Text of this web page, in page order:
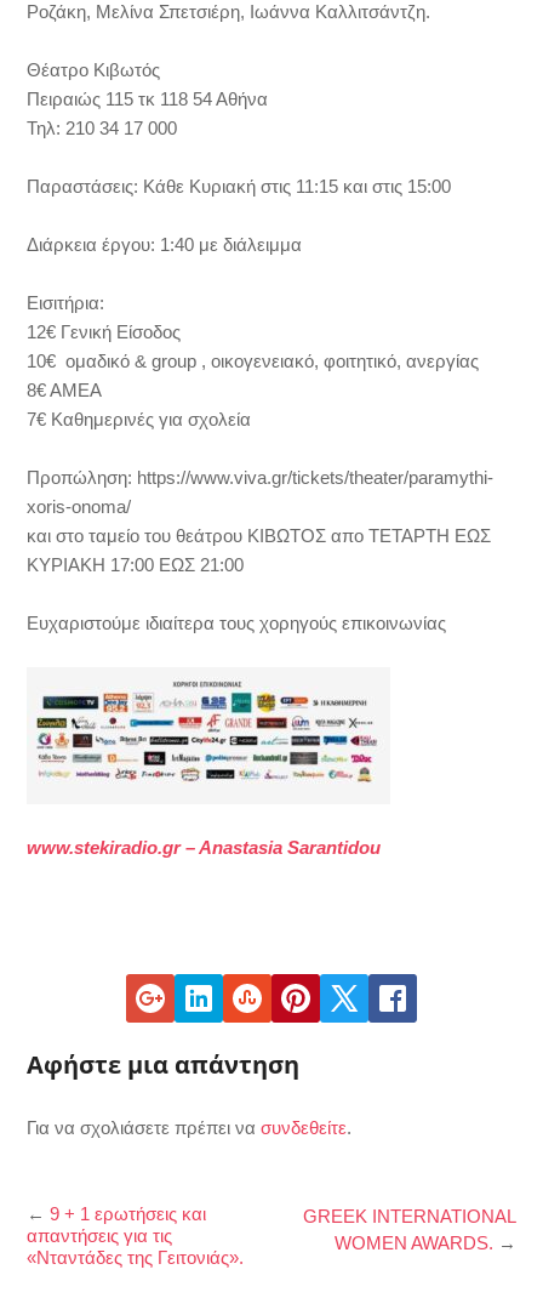
Ροζάκη, Μελίνα Σπετσιέρη, Ιωάννα Καλλιτσάντζη.
Θέατρο Κιβωτός
Πειραιώς 115 τκ 118 54 Αθήνα
Τηλ: 210 34 17 000
Παραστάσεις: Κάθε Κυριακή στις 11:15 και στις 15:00
Διάρκεια έργου: 1:40 με διάλειμμα
Εισιτήρια:
12€ Γενική Είσοδος
10€ ομαδικό & group , οικογενειακό, φοιτητικό, ανεργίας
8€ ΑΜΕΑ
7€ Καθημερινές για σχολεία
Προπώληση: https://www.viva.gr/tickets/theater/paramythi-
xoris-onoma/
και στο ταμείο του θεάτρου ΚΙΒΩΤΟΣ απο ΤΕΤΑΡΤΗ ΕΩΣ
ΚΥΡΙΑΚΗ 17:00 ΕΩΣ 21:00
Ευχαριστούμε ιδιαίτερα τους χορηγούς επικοινωνίας
www.stekiradio.gr – Anastasia Sarantidou
Αφήστε μια απάντηση
Για να σχολιάσετε πρέπει νασυνδεθείτε.
←9 + 1 ερωτήσεις και
απαντήσεις για τις
«Νταντάδες της Γειτονιάς».
GREEK INTERNATIONAL
WOMEN AWARDS. →